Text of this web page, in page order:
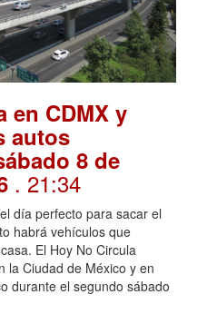
en CDMX y
autos
8 de
. 21:34
día perfecto para sacar el
habrá vehículos que
El Hoy No Circula
la Ciudad de México y en
durante el segundo sábado